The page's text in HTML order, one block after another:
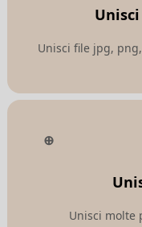
Unisci file jpg,
Unisci molte